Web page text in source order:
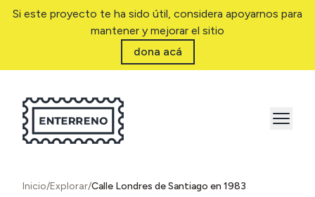
Si este proyecto te ha sido útil, considera apoyarnos para
mantener y mejorar el sitio
dona acá
Inicio/Explorar/Calle Londres de Santiago en 1983